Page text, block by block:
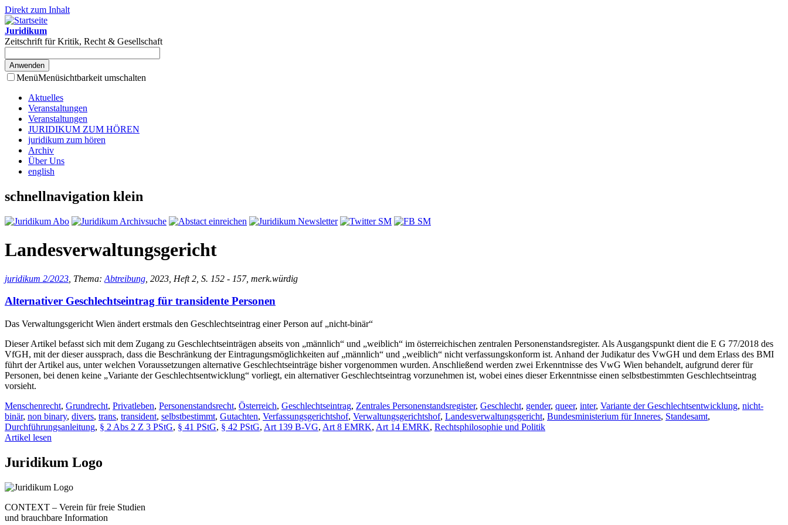
Direkt zum Inhalt
Juridikum
Zeitschrift für Kritik, Recht & Gesellschaft
MenüMenüsichtbarkeit umschalten
Aktuelles
Veranstaltungen
Veranstaltungen
JURIDIKUM ZUM HÖREN
juridikum zum hören
Archiv
Über Uns
english
schnellnavigation klein
Landesverwaltungsgericht
juridikum 2/2023 , Thema: Abtreibung , 2023, Heft 2, S. 152 - 157, merk.würdig
Alternativer Geschlechtseintrag für transidente Personen
Das Verwaltungsgericht Wien ändert erstmals den Geschlechtseintrag einer Person auf „nicht-binär“
Dieser Artikel befasst sich mit dem Zugang zu Geschlechtseinträgen abseits von „männlich“ und „weiblich“ im österreichischen zentralen Personenstandsregister. Als Ausgangspunkt dient die E G 77/2018 des
VfGH, mit der dieser aussprach, dass die Beschränkung der Eintragungsmöglichkeiten auf „männlich“ und „weiblich“ nicht verfassungskonform ist. Anhand der Judikatur des VwGH und dem Erlass des BMI
führt der Artikel aus, unter welchen Voraussetzungen alternative Geschlechtseinträge bisher vorgenommen wurden. Anschließend werden zwei Erkenntnisse des VwG Wien behandelt, aufgrund derer für
Personen, bei denen keine „Variante der Geschlechtsentwicklung“ vorliegt, ein alternativer Geschlechtseintrag vorzunehmen ist, wobei eines dieser Erkenntnisse einen selbstbestimmten Geschlechtseintrag
vorsieht.
Menschenrecht, Grundrecht, Privatleben, Personenstandsrecht, Österreich, Geschlechtseintrag, Zentrales Personenstandsregister, Geschlecht, gender, queer, inter, Variante der Geschlechtsentwicklung, nicht-
binär, non binary, divers, trans, transident, selbstbestimmt, Gutachten, Verfassungsgerichtshof, Verwaltungsgerichtshof, Landesverwaltungsgericht, Bundesministerium für Inneres, Standesamt,
Durchführungsanleitung, § 2 Abs 2 Z 3 PStG, § 41 PStG, § 42 PStG, Art 139 B-VG, Art 8 EMRK, Art 14 EMRK, Rechtsphilosophie und Politik
Artikel lesen
Juridikum Logo
CONTEXT – Verein für freie Studien
und brauchbare Information